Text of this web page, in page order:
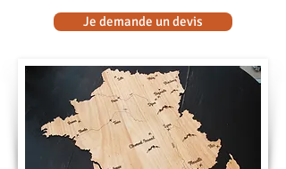
Je demande un devis